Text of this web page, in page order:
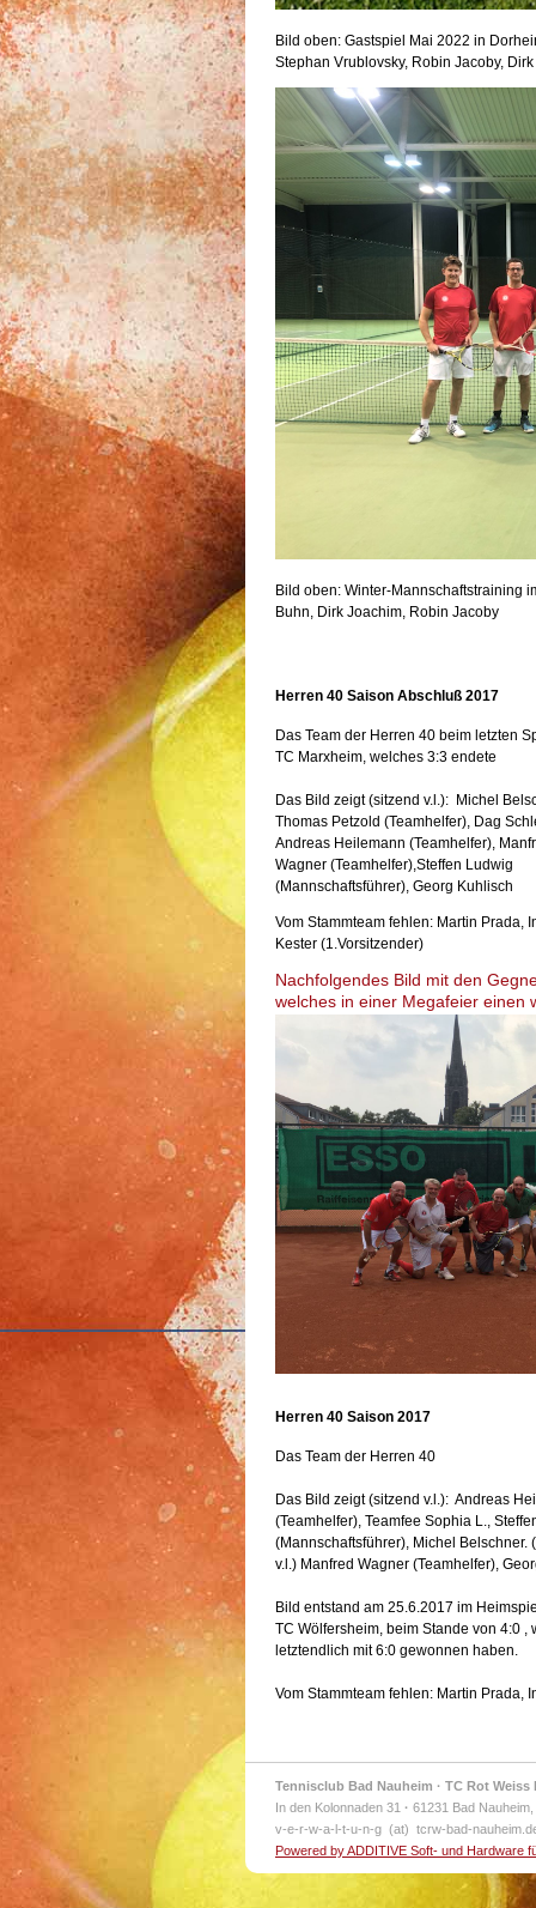
Bild oben: Gastspiel Mai 2022 in
Stephan Vrublovsky, Robin Jacoby,
Bild oben: Winter-Mannschaftstraining
Buhn, Dirk Joachim, Robin Jacoby
Herren 40 Saison Abschluß 2017
Das Team der Herren 40 beim letzten
TC Marxheim, welches 3:3 endete
Das Bild zeigt (sitzend v.l.): Michel
Thomas Petzold (Teamhelfer), Dag
Andreas Heilemann (Teamhelfer),
Wagner (Teamhelfer),Steffen Ludwig
(Mannschaftsführer), Georg Kuhlisch
Vom Stammteam fehlen: Martin Prada,
Kester (1.Vorsitzender)
Nachfolgendes Bild mit den
welches in einer Megafeier einen
Herren 40 Saison 2017
Das Team der Herren 40
Das Bild zeigt (sitzend v.l.): Andreas
(Teamhelfer), Teamfee Sophia L.,
(Mannschaftsführer), Michel Belschner.
v.l.) Manfred Wagner (Teamhelfer),
Bild entstand am 25.6.2017 im
TC Wölfersheim, beim Stande von 4:0 ,
letztendlich mit 6:0 gewonnen haben.
Vom Stammteam fehlen: Martin Prada,
Tennisclub Bad Nauheim · TC Rot Weiss
In den Kolonnaden 31 · 61231 Bad
v-e-r-w-a-l-t-u-n-g (at) tcrw-bad-
Powered by ADDITIVE Soft- und Hardware